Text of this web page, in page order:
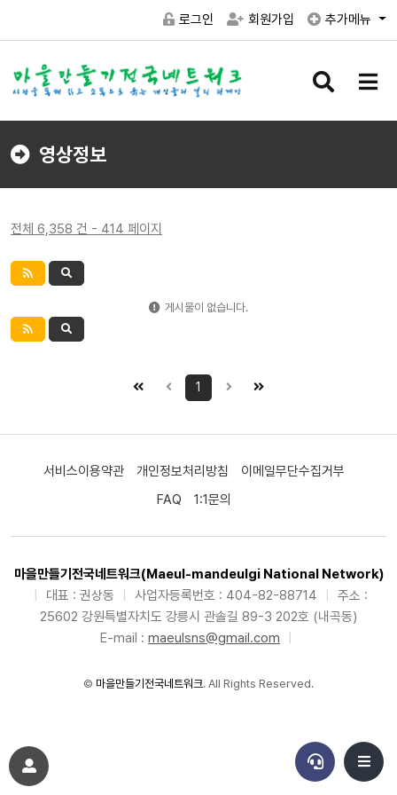
로그인 회원가입 추가메뉴
검
버
메
버
영상정보
전체 6,358 건 - 414 페이지
게시물이 없습니다.
1
서비스이용약관 개인정보처리방침
이메일무단수집거부
FAQ
1:1문의
마을만들기전국네트워크(Maeul-mandeulgi National Network)
대표 : 권상동 사업자등록번호 : 404-82-88714
주소 :
25602 강원특별자치도 강릉시 관솔길 89-3 202호 (내곡동)
E-mail : maeulsns@gmail.com
© 마을만들기전국네트워크. All Rights Reserved.